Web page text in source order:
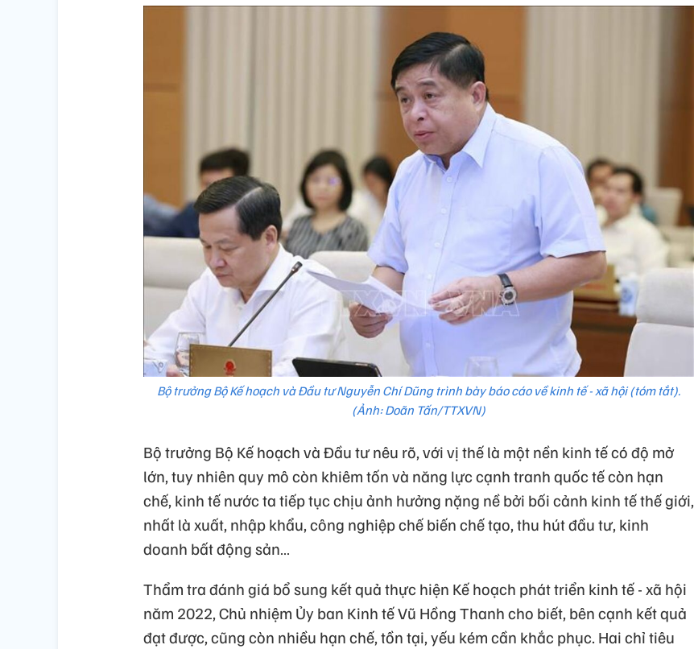
Bộ trưởng Bộ Kế hoạch và Đầu tư Nguyễn Chí Dũng trình bày báo cáo về kinh tế - xã hội (tóm tắt).
(Ảnh: Doãn Tấn/TTXVN)
Bộ trưởng Bộ Kế hoạch và Đầu tư nêu rõ, với vị thế là một nền kinh tế có độ mở
lớn, tuy nhiên quy mô còn khiêm tốn và năng lực cạnh tranh quốc tế còn hạn
chế, kinh tế nước ta tiếp tục chịu ảnh hưởng nặng nề bởi bối cảnh kinh tế thế giới,
nhất là xuất, nhập khẩu, công nghiệp chế biến chế tạo, thu hút đầu tư, kinh
doanh bất động sản…
Thẩm tra đánh giá bổ sung kết quả thực hiện Kế hoạch phát triển kinh tế - xã hội
năm 2022, Chủ nhiệm Ủy ban Kinh tế Vũ Hồng Thanh cho biết, bên cạnh kết quả
đạt được, cũng còn nhiều hạn chế, tồn tại, yếu kém cần khắc phục. Hai chỉ tiêu